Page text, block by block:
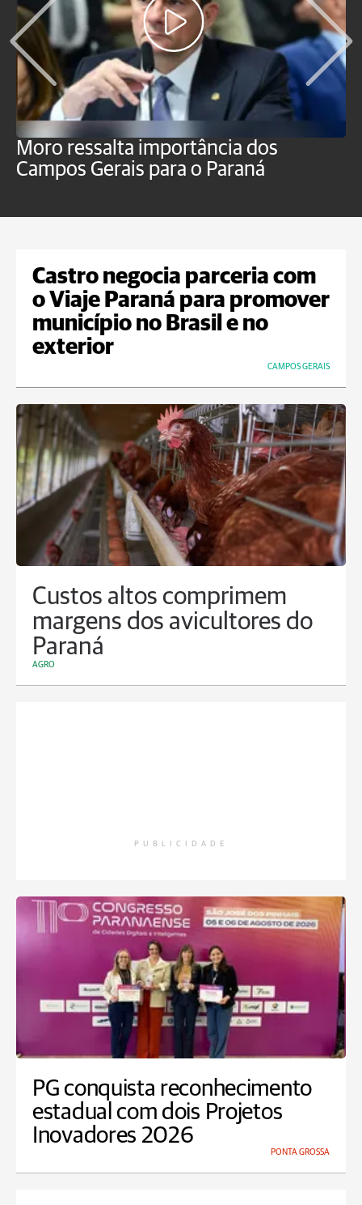
Moro ressalta importância dos
Campos Gerais para o Paraná
Castro negocia parceria com
o Viaje Paraná para promover
município no Brasil e no
exterior
CAMPOS GERAIS
Custos altos comprimem
margens dos avicultores do
Paraná
AGRO
PUBLICIDADE
PG conquista reconhecimento
estadual com dois Projetos
Inovadores 2026
PONTA GROSSA